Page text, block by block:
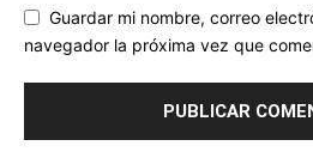
Guardar mi nombre, correo
navegador la próxima vez que